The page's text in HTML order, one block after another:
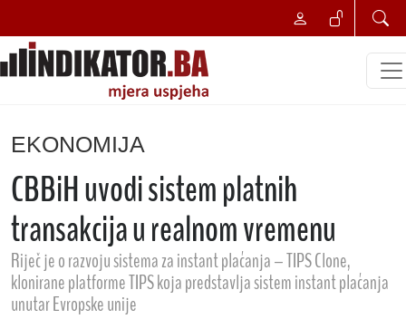
EKONOMIJA
CBBiH uvodi sistem platnih
transakcija u realnom vremenu
Riječ je o razvoju sistema za instant plaćanja – TIPS Clone,
klonirane platforme TIPS koja predstavlja sistem instant plaćanja
unutar Evropske unije